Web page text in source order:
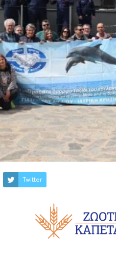
Twitter